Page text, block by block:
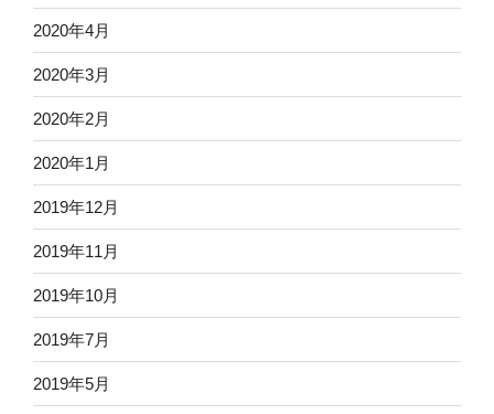
2020年4月
2020年3月
2020年2月
2020年1月
2019年12月
2019年11月
2019年10月
2019年7月
2019年5月